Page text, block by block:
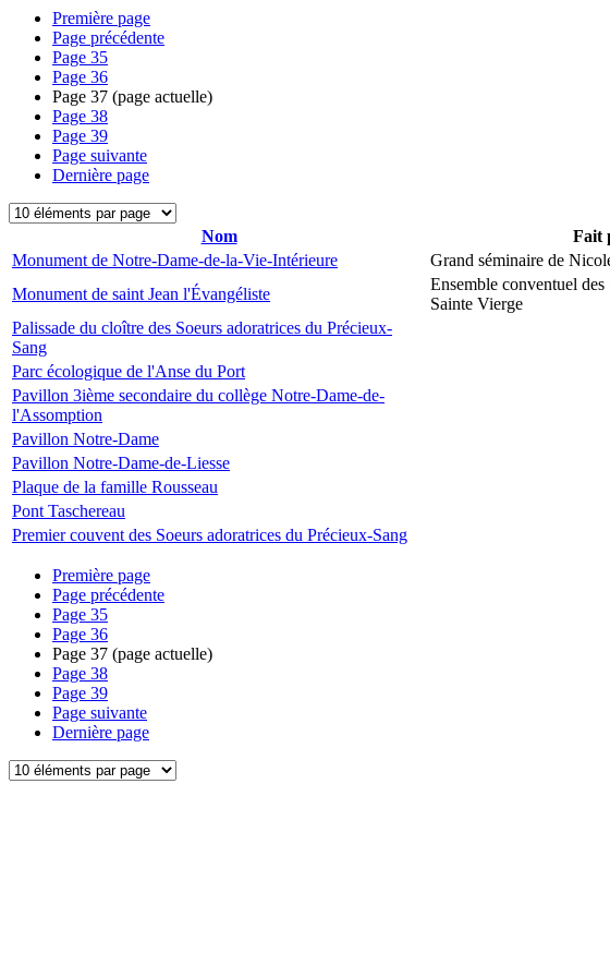
Première page
Page précédente
Page 35
Page 36
Page 37 (page actuelle)
Page 38
Page 39
Page suivante
Dernière page
Nom Fait
Monument de Notre-Dame-de-la-Vie-Intérieure
Grand séminaire de
Monument de saint Jean l'Évangéliste
Ensemble conventuel
Sainte Vierge
Palissade du cloître des Soeurs adoratrices du Précieux-
Sang
Parc écologique de l'Anse du Port
Pavillon 3ième secondaire du collège Notre-Dame-de-
l'Assomption
Pavillon Notre-Dame
Pavillon Notre-Dame-de-Liesse
Plaque de la famille Rousseau
Pont Taschereau
Premier couvent des Soeurs adoratrices du Précieux-Sang
Première page
Page précédente
Page 35
Page 36
Page 37 (page actuelle)
Page 38
Page 39
Page suivante
Dernière page